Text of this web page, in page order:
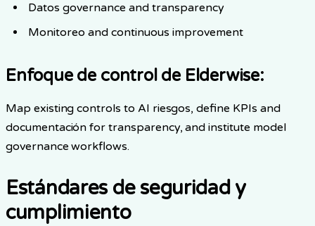
Datos governance and transparency
Monitoreo and continuous improvement
Enfoque de control de Elderwise:
Map existing controls to AI riesgos, define KPIs and
documentación for transparency, and institute model
governance workflows.
Estándares de seguridad y
cumplimiento